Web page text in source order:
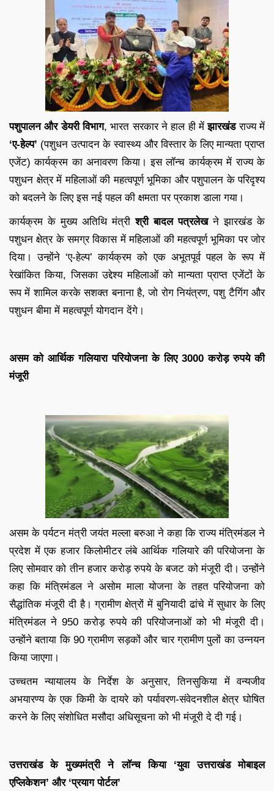
पशुपालन और डेयरी विभाग, भारत सरकार ने हाल ही मेंझारखंडराज्य में
‘ए-हेल्प’ (पशुधन उत्पादन के स्वास्थ्य और विस्तार के लिए मान्यता प्राप्त
एजेंट) कार्यक्रम का अनावरण किया। इस लॉन्च कार्यक्रम में राज्य के
पशुधन क्षेत्र में महिलाओं की महत्वपूर्ण भूमिका और पशुपालन के परिदृश्य
को बदलने के लिए इस नई पहल की क्षमता पर प्रकाश डाला गया।
कार्यक्रम के मुख्य अतिथि मंत्रीश्री बादल पत्रलेखने झारखंड के
पशुधन क्षेत्र के समग्र विकास में महिलाओं की महत्वपूर्ण भूमिका पर जोर
दिया। उन्होंने ‘ए-हेल्प’ कार्यक्रम को एक अभूतपूर्व पहल के रूप में
रेखांकित किया, जिसका उद्देश्य महिलाओं को मान्यता प्राप्त एजेंटों के
रूप में शामिल करके सशक्त बनाना है, जो रोग नियंत्रण, पशु टैगिंग और
पशुधन बीमा में महत्वपूर्ण योगदान देंगे।
असम को आर्थिक गलियारा परियोजना के लिए 3000 करोड़ रुपये की
मंजूरी
असम के पर्यटन मंत्री जयंत मल्ला बरुआ ने कहा कि राज्य मंत्रिमंडल ने
प्रदेश में एक हजार किलोमीटर लंबे आर्थिक गलियारे की परियोजना के
लिए सोमवार को तीन हजार करोड़ रुपये के बजट को मंजूरी दी। उन्होंने
कहा कि मंत्रिमंडल ने असोम माला योजना के तहत परियोजना को
सैद्धांतिक मंजूरी दी है। ग्रामीण क्षेत्रों में बुनियादी ढांचे में सुधार के लिए
मंत्रिमंडल ने 950 करोड़ रुपये की परियोजनाओं को भी मंजूरी दी।
उन्होंने बताया कि 90 ग्रामीण सड़कों और चार ग्रामीण पुलों का उन्नयन
किया जाएगा।
उच्चतम न्यायालय के निर्देश के अनुसार, तिनसुकिया में वन्यजीव
अभयारण्य के एक किमी के दायरे को पर्यावरण-संवेदनशील क्षेत्र घोषित
करने के लिए संशोधित मसौदा अधिसूचना को भी मंजूरी दे दी गई।
उत्तराखंड के मुख्यमंत्री ने लॉन्च किया ‘युवा उत्तराखंड मोबाइल
एप्लिकेशन’ और ‘प्रयाग पोर्टल’